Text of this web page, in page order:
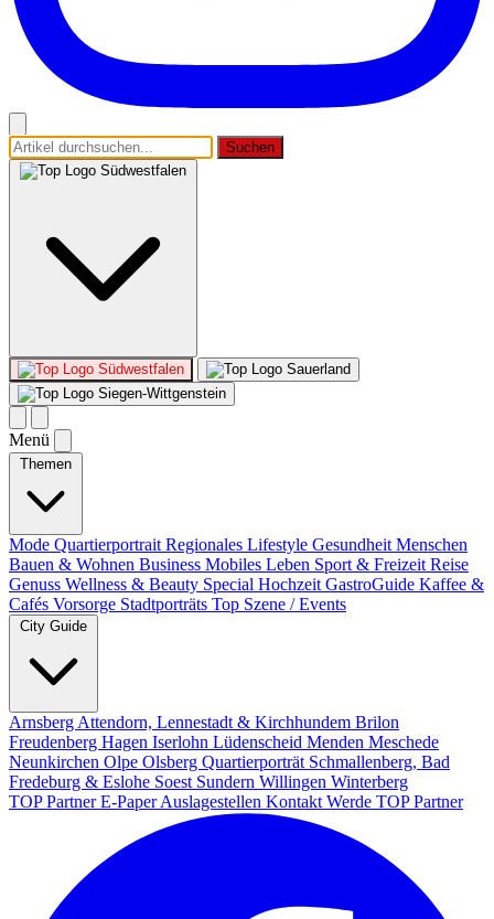
Suchen
Südwestfalen
Südwestfalen
Sauerland
Siegen-Wittgenstein
Menü
Themen
Mode Quartierportrait Regionales Lifestyle Gesundheit Menschen
Bauen & Wohnen Business Mobiles Leben Sport & Freizeit Reise
Genuss Wellness & Beauty Special Hochzeit GastroGuide Kaffee &
Cafés Vorsorge Stadtporträts Top Szene / Events
City Guide
Arnsberg Attendorn, Lennestadt & Kirchhundem Brilon
Freudenberg Hagen Iserlohn Lüdenscheid Menden Meschede
Neunkirchen Olpe Olsberg Quartierporträt Schmallenberg, Bad
Fredeburg & Eslohe Soest Sundern Willingen Winterberg
TOP PartnerE-PaperAuslagestellen Kontakt Werde TOP Partner